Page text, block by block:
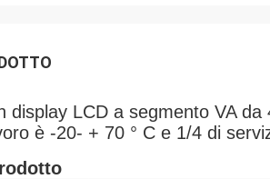
display LCD a segmento VA
è -20- + 70 ° C e 1/4 di